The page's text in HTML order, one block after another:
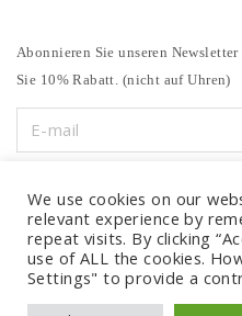
Abonnieren Sie unseren
Sie 10% Rabatt. (nicht auf Uhren)
We use cookies on our
relevant experience by
repeat visits. By clicking
use of ALL the cookies.
Settings" to provide a